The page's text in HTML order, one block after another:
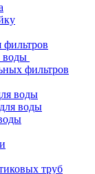
фильтров
воды
фильтров
воды
воды
труб